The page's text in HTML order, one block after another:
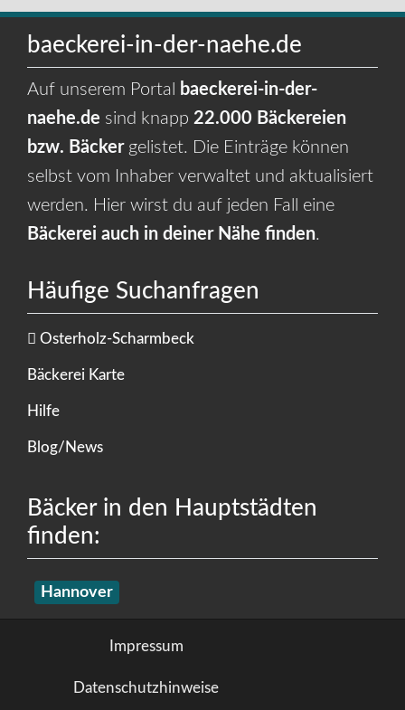
baeckerei-in-der-naehe.de
Auf unserem Portal
baeckerei-in-der-
naehe.de sind knapp 22.000 Bäckereien
bzw. Bäckergelistet. Die Einträge können
selbst vom Inhaber verwaltet und aktualisiert
werden. Hier wirst du auf jeden Fall eine
Bäckerei auch in deiner Nähe finden.
Häufige Suchanfragen
Osterholz-Scharmbeck
Bäckerei Karte
Hilfe
Blog/News
Bäcker in den Hauptstädten
finden:
Hannover
Impressum
Datenschutzhinweise